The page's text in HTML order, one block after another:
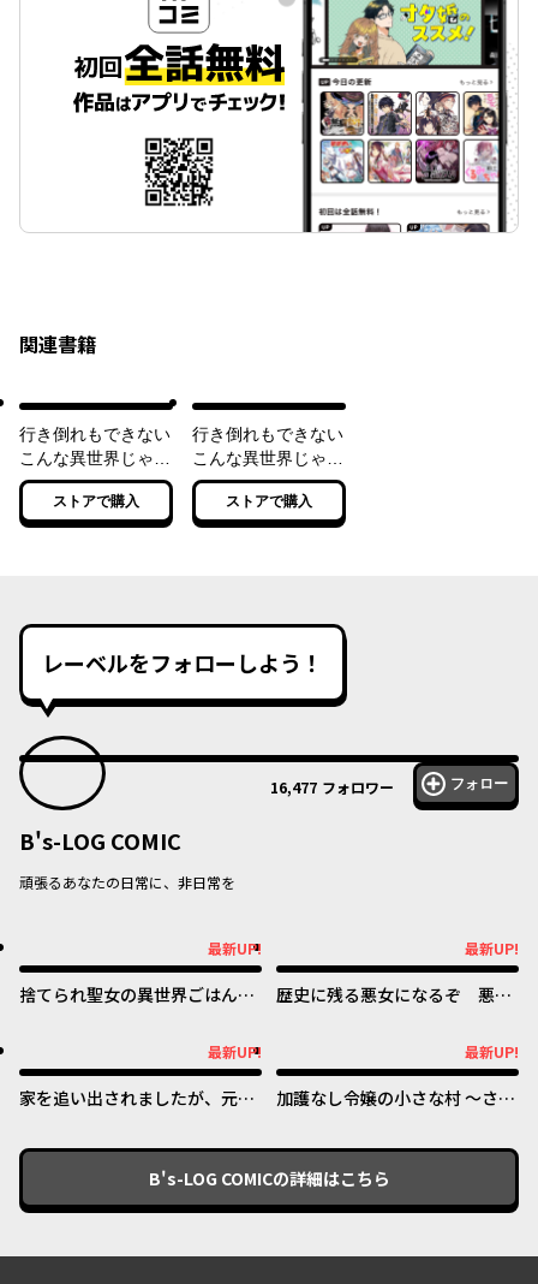
関連書籍
行き倒れもできない
こんな異世界じゃ
とくにポイズンしな
い日常編【電子特典
付き】
ストアで購入
行き倒れもできない
こんな異世界じゃ
２ 迷子の迷子の子
竜ちゃん編【電子特
典付き】
ストアで購入
レーベルをフォローしよう！
16,477 フォロワー フォロー
B's-LOG COMIC
頑張るあなたの日常に、非日常を
最新UP!
捨てられ聖女の異世界ごはん
最新UP!
歴史に残る悪女になるぞ 悪役
最新UP!
家を追い出されましたが、元気
法と前世知識で快適便利なセカ
最新UP!
加護なし令嬢の小さな村 ～さ
～
B's-LOG COMICの詳細はこちら